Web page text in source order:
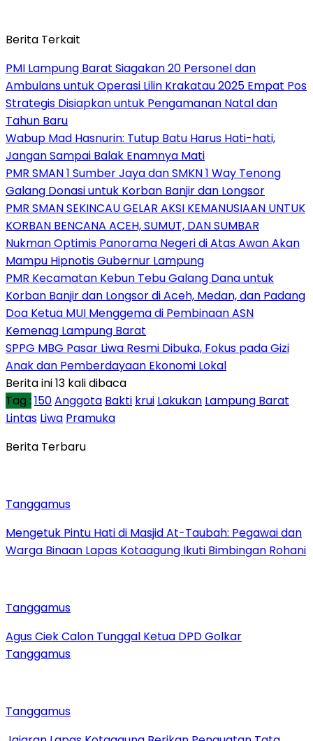
Berita Terkait
PMI Lampung Barat Siagakan 20 Personel dan
Ambulans untuk Operasi Lilin Krakatau 2025 Empat Pos
Strategis Disiapkan untuk Pengamanan Natal dan
Tahun Baru
Wabup Mad Hasnurin: Tutup Batu Harus Hati-hati,
Jangan Sampai Balak Enamnya Mati
PMR SMAN 1 Sumber Jaya dan SMKN 1 Way Tenong
Galang Donasi untuk Korban Banjir dan Longsor
PMR SMAN SEKINCAU GELAR AKSI KEMANUSIAAN UNTUK
KORBAN BENCANA ACEH, SUMUT, DAN SUMBAR
Nukman Optimis Panorama Negeri di Atas Awan Akan
Mampu Hipnotis Gubernur Lampung
PMR Kecamatan Kebun Tebu Galang Dana untuk
Korban Banjir dan Longsor di Aceh, Medan, dan Padang
Doa Ketua MUI Menggema di Pembinaan ASN
Kemenag Lampung Barat
SPPG MBG Pasar Liwa Resmi Dibuka, Fokus pada Gizi
Anak dan Pemberdayaan Ekonomi Lokal
Berita ini 13 kali dibaca
Tag : 150Anggota Bakti krui Lakukan Lampung Barat
Lintas Liwa Pramuka
Berita Terbaru
Tanggamus
Mengetuk Pintu Hati di Masjid At-Taubah: Pegawai dan
Warga Binaan Lapas Kotaagung Ikuti Bimbingan Rohani
Tanggamus
Agus Ciek Calon Tunggal Ketua DPD Golkar
Tanggamus
Tanggamus